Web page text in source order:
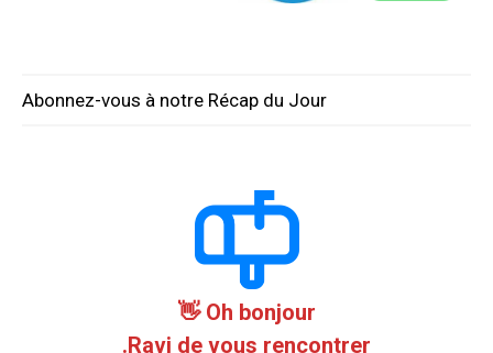
Abonnez-vous à notre Récap du Jour
Oh bonjour 👋
Ravi de vous rencontrer.